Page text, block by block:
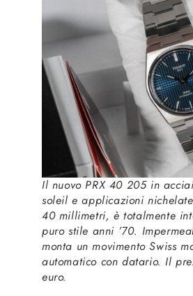
Il nuovo PRX 40 205 in
soleil e applicazioni
40 millimetri, è totalmente
puro stile anni ’70.
monta un movimento Swiss
automatico con datario. Il
euro.